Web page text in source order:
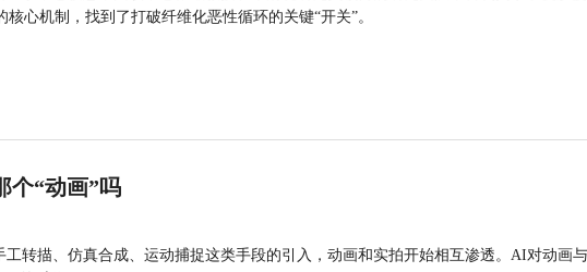
心机制，找到了打破纤维化恶性循环的关键“开关”。
个“动画”吗
转描、仿真合成、运动捕捉这类手段的引入，动画和实拍开始相互渗透。AI对动画